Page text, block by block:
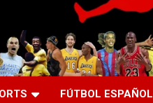
Digital
deportivo.
FÚTBOL ESPAÑOL